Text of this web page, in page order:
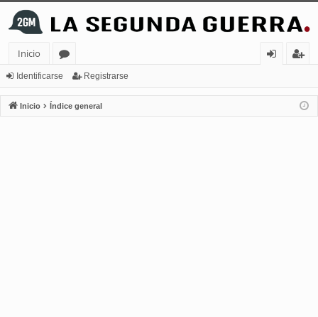
Inicio
or
os
nt
ifi
ist
ra
Identificarse Registrarse
Inicio Índice general